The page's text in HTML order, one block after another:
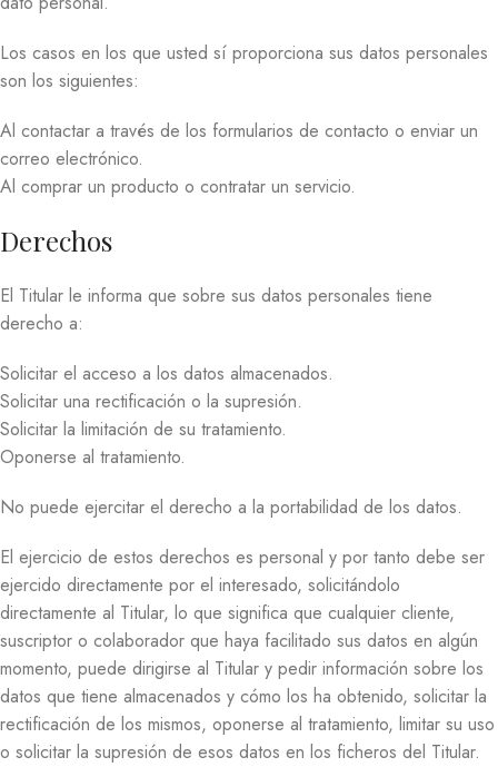
Los casos en los que usted sí proporciona sus datos personales
son los siguientes:
Al contactar a través de los formularios de contacto o enviar un
correo electrónico.
Al comprar un producto o contratar un servicio.
Derechos
El Titular le informa que sobre sus datos personales tiene
derecho a:
Solicitar el acceso a los datos almacenados.
Solicitar una rectificación o la supresión.
Solicitar la limitación de su tratamiento.
Oponerse al tratamiento.
No puede ejercitar el derecho a la portabilidad de los datos.
El ejercicio de estos derechos es personal y por tanto debe ser
ejercido directamente por el interesado, solicitándolo
directamente al Titular, lo que significa que cualquier cliente,
suscriptor o colaborador que haya facilitado sus datos en algún
momento, puede dirigirse al Titular y pedir información sobre los
datos que tiene almacenados y cómo los ha obtenido, solicitar la
rectificación de los mismos, oponerse al tratamiento, limitar su uso
o solicitar la supresión de esos datos en los ficheros del Titular.